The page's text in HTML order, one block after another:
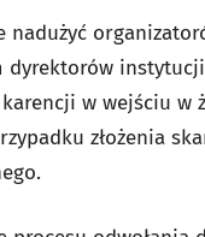
nadużyć
dyrektorów
w wejściu w
złożenia